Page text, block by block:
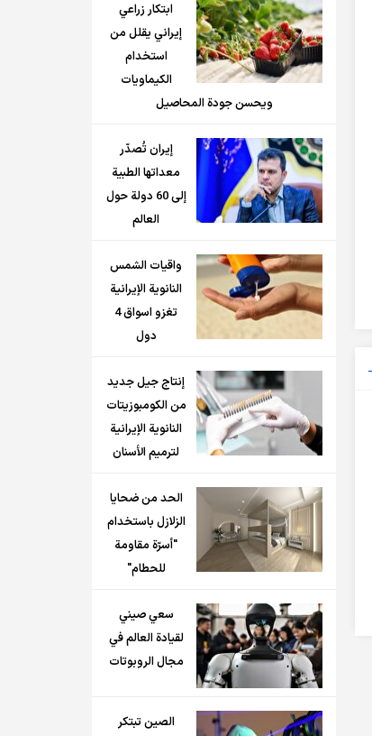
ابتكار زراعي
إيراني يقلل من
استخدام
الكيماويات
ويحسن جودة المحاصيل
إيران تُصدّر
معداتها الطبية
إلى 60 دولة حول
العالم
واقيات الشمس
النانوية الإيرانية
تغزو اسواق 4
دول
إنتاج جيل جديد
من الكومبوزيتات
النانوية الإيرانية
لترميم الأسنان
الحد من ضحايا
الزلازل باستخدام
"أسرّة مقاومة
للحطام"
سعي صيني
لقيادة العالم في
مجال الروبوتات
الصين تبتكر